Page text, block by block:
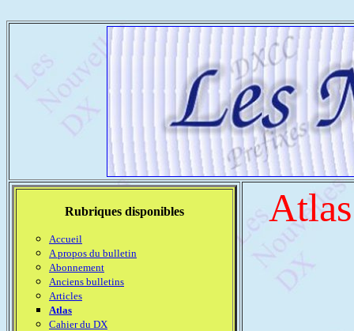
Rubriques disponibles
Accueil
A propos du bulletin
Abonnement
Anciens bulletins
Articles
Atlas
Cahier du DX